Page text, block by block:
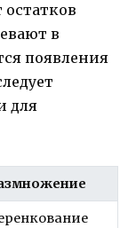
в
появления
для